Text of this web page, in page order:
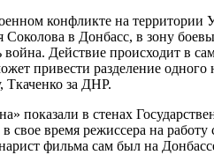
конфликте на
в Донбасс, в зону
Действие происходит в
привести разделение
Ткаченко за ДНР.
в стенах
время режиссера на
фильма сам был на